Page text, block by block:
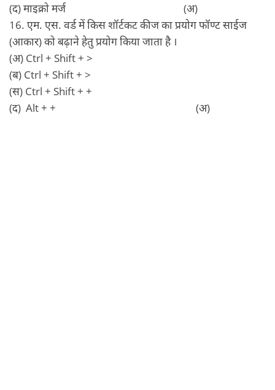
(द) माइक्रो मर्ज (अ)
16. एम. एस. वर्ड में किस शॉर्टकट कीज का प्रयोग फॉण्ट साईज
(आकार) को बढ़ाने हेतु प्रयोग किया जाता है ।
(अ) Ctrl + Shift + >
(ब) Ctrl + Shift + >
(स) Ctrl + Shift + +
(द) Alt + + (अ)